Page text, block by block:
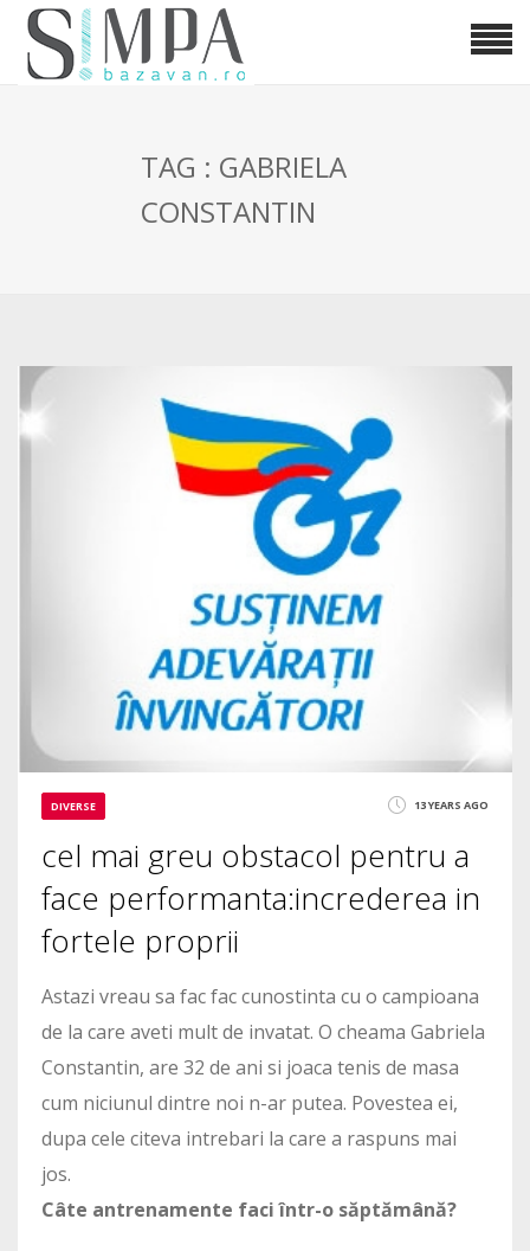
TAG : GABRIELA
CONSTANTIN
DIVERSE 13 YEARS AGO
cel mai greu obstacol pentru a
face performanta:increderea in
fortele proprii
Astazi vreau sa fac fac cunostinta cu o campioana
de la care aveti mult de invatat. O cheama Gabriela
Constantin, are 32 de ani si joaca tenis de masa
cum niciunul dintre noi n-ar putea. Povestea ei,
dupa cele citeva intrebari la care a raspuns mai
jos.
Câte antrenamente faci într-o săptămână?